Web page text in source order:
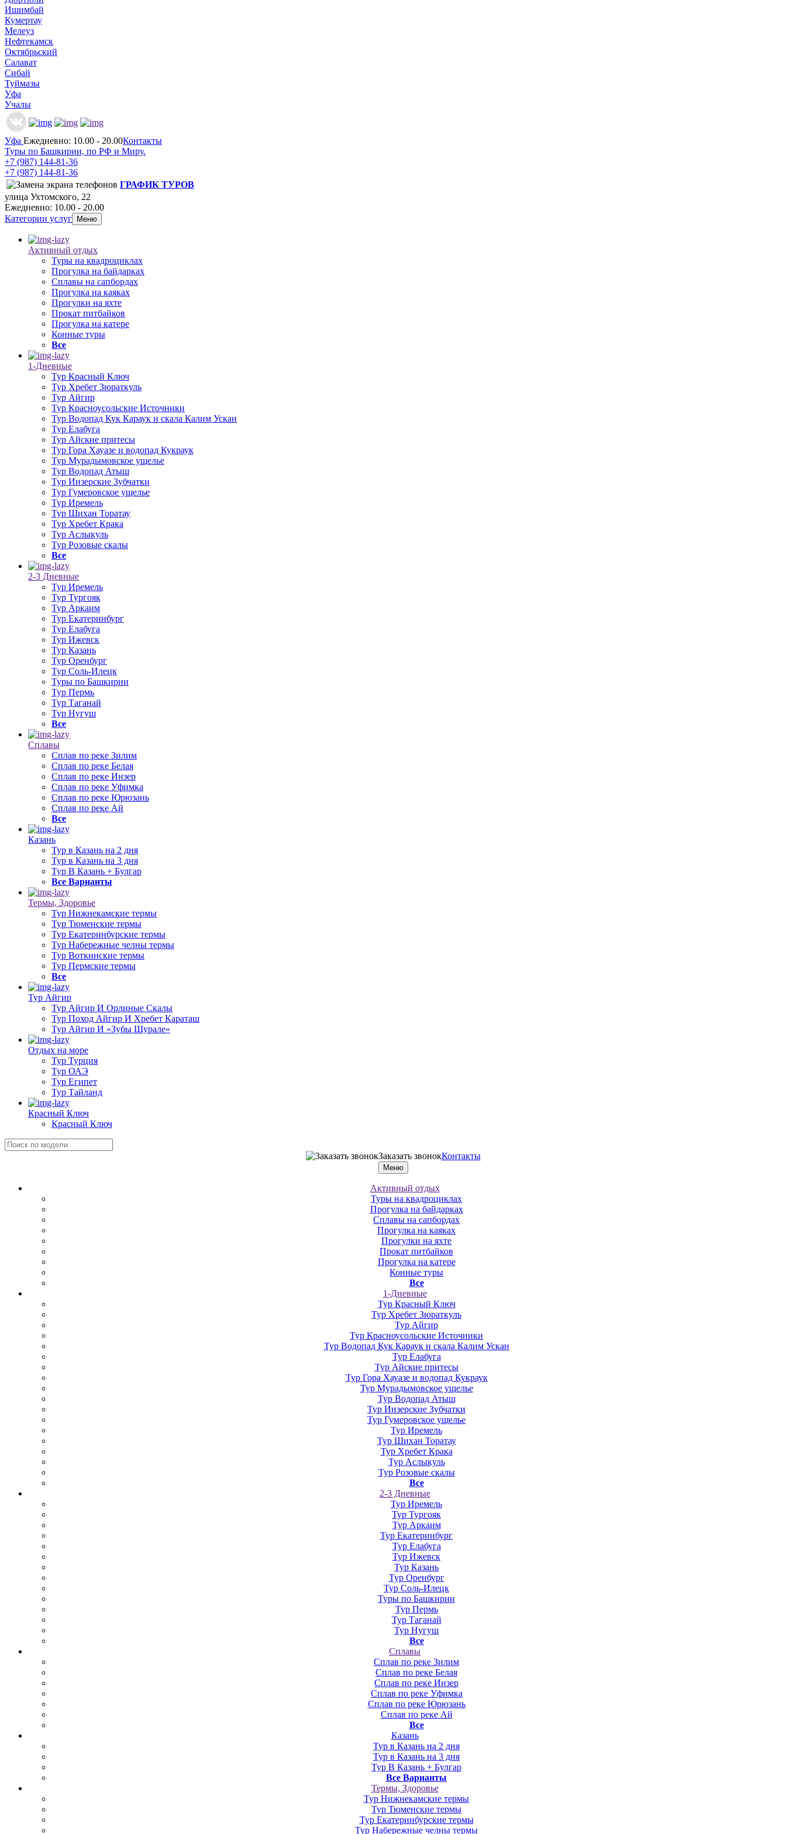
Ишимбай
Кумертау
Мелеуз
Нефтекамск
Октябрьский
Салават
Сибай
Туймазы
Уфа
Учалы
Уфа Ежедневно: 10.00 - 20.00Контакты
Туры по Башкирии, по РФ и Миру.
+7 (987) 144-81-36
+7 (987) 144-81-36
ГРАФИК ТУРОВ
улица Ухтомского, 22
Ежедневно: 10.00 - 20.00
Категории услуг
Меню
Активный отдых
Туры на квадроциклах
Прогулка на байдарках
Сплавы на сапбордах
Прогулка на каяках
Прогулки на яхте
Прокат питбайков
Прогулка на катере
Конные туры
Все
1-Дневные
Тур Красный Ключ
Тур Хребет Зюраткуль
Тур Айгир
Тур Красноусольские Источники
Тур Водопад Кук Караук и скала Калим Ускан
Тур Елабуга
Тур Айские притесы
Тур Гора Хауазе и водопад Кукраук
Тур Мурадымовское ущелье
Тур Водопад Атыш
Тур Инзерские Зубчатки
Тур Гумеровское ущелье
Тур Иремель
Тур Шихан Торатау
Тур Хребет Крака
Тур Аслыкуль
Тур Розовые скалы
Все
2-3 Дневные
Тур Иремель
Тур Тургояк
Тур Аркаим
Тур Екатеринбург
Тур Елабуга
Тур Ижевск
Тур Казань
Тур Оренбург
Тур Соль-Илецк
Туры по Башкирии
Тур Пермь
Тур Таганай
Тур Нугуш
Все
Сплавы
Сплав по реке Зилим
Сплав по реке Белая
Сплав по реке Инзер
Сплав по реке Уфимка
Сплав по реке Юрюзань
Сплав по реке Ай
Все
Казань
Тур в Казань на 2 дня
Тур в Казань на 3 дня
Тур В Казань + Булгар
Все Варианты
Термы, Здоровье
Тур Нижнекамские термы
Тур Тюменские термы
Тур Екатеринбурские термы
Тур Набережные челны термы
Тур Воткинские термы
Тур Пермские термы
Все
Тур Айгир
Тур Айгир И Орлиные Скалы
Тур Поход Айгир И Хребет Караташ
Тур Айгир И «Зубы Шурале»
Отдых на море
Тур Турция
Тур ОАЭ
Тур Египет
Тур Тайланд
Красный Ключ
Красный Ключ
Заказать звонокКонтакты
Меню
Активный отдых
Туры на квадроциклах
Прогулка на байдарках
Сплавы на сапбордах
Прогулка на каяках
Прогулки на яхте
Прокат питбайков
Прогулка на катере
Конные туры
Все
1-Дневные
Тур Красный Ключ
Тур Хребет Зюраткуль
Тур Айгир
Тур Красноусольские Источники
Тур Водопад Кук Караук и скала Калим Ускан
Тур Елабуга
Тур Айские притесы
Тур Гора Хауазе и водопад Кукраук
Тур Мурадымовское ущелье
Тур Водопад Атыш
Тур Инзерские Зубчатки
Тур Гумеровское ущелье
Тур Иремель
Тур Шихан Торатау
Тур Хребет Крака
Тур Аслыкуль
Тур Розовые скалы
Все
2-3 Дневные
Тур Иремель
Тур Тургояк
Тур Аркаим
Тур Екатеринбург
Тур Елабуга
Тур Ижевск
Тур Казань
Тур Оренбург
Тур Соль-Илецк
Туры по Башкирии
Тур Пермь
Тур Таганай
Тур Нугуш
Все
Сплавы
Сплав по реке Зилим
Сплав по реке Белая
Сплав по реке Инзер
Сплав по реке Уфимка
Сплав по реке Юрюзань
Сплав по реке Ай
Все
Казань
Тур в Казань на 2 дня
Тур в Казань на 3 дня
Тур В Казань + Булгар
Все Варианты
Термы, Здоровье
Тур Нижнекамские термы
Тур Тюменские термы
Тур Екатеринбурские термы
Тур Набережные челны термы